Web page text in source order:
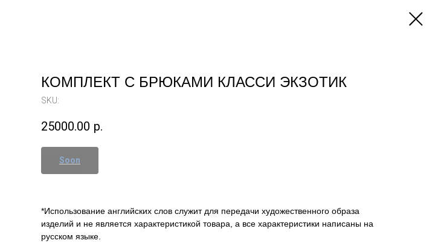
КОМПЛЕКТ С БРЮКАМИ КЛАССИ ЭКЗОТИК
SKU:
25000.00 р.
*Использование английских слов служит для передачи художественного образа
изделий и не является характеристикой товара, а все характеристики написаны на
русском языке.